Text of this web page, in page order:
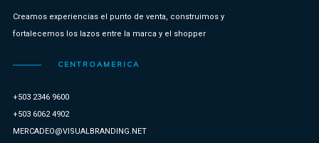
Creamos experiencias el punto de venta, construimos y
fortalecemos los lazos entre la marca y el shopper
CENTROAMERICA
+503 2346 9600
+503 6062 4902
MERCADEO@VISUALBRANDING.NET